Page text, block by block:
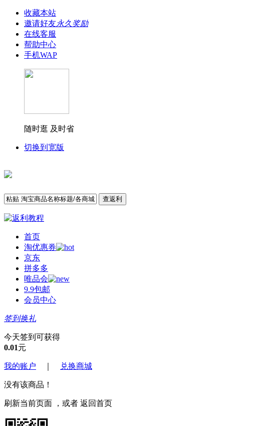
收藏本站
邀请好友永久奖励
在线客服
帮助中心
手机WAP
随时逛 及时省
切换到宽版
查返利
首页
淘优惠券
京东
拼多多
唯品会
9.9包邮
会员中心
签到换礼
今天签到可获得
0.01元
我的账户 兑换商城
没有该商品！
刷新当前页面 ，或者 返回首页